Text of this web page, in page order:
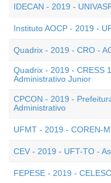
IDECAN - 2019 -
Instituto AOCP - 2019 -
Quadrix - 2019 - CRO -
Quadrix - 2019 - CRESS
Administrativo Junior
CPCON - 2019 -
Administrativo
UFMT - 2019 - COREN-
CEV - 2019 - UFT-TO -
FEPESE - 2019 -